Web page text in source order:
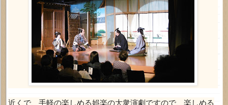
近くで、手軽の楽しめる娯楽の大衆演劇ですので、楽しめる